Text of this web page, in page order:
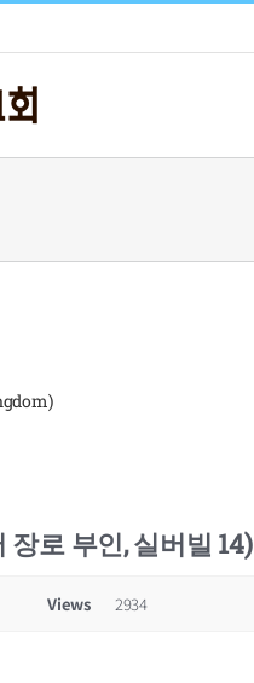
로 부인, 실버빌 14)
Views 2934